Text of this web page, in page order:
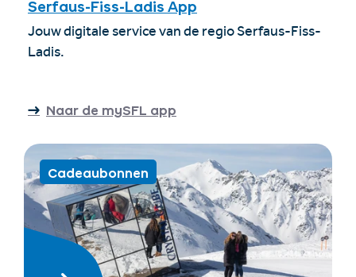
Serfaus-Fiss-Ladis App
Jouw digitale service van de regio Serfaus-Fiss-
Ladis.
Naar de mySFL app
Cadeaubonnen